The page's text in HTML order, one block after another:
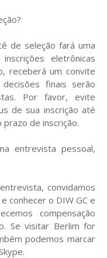
de seleção fará uma
eletrônicas
receberá um convite
finais serão
Por favor, evite
de sua inscrição até
de inscrição.
entrevista pessoal,
convidamos
conhecer o DIW GC e
compensação
Se visitar Berlim for
podemos marcar